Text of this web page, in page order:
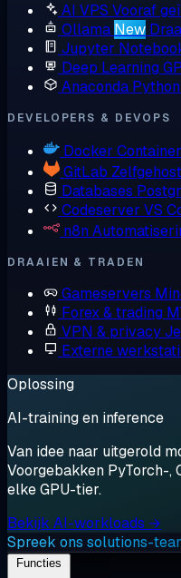
AI VPS Vooraf
Ollama New
Jupyter
Deep Learning
Anaconda
DEVELOPERS & DEVOPS
Docker
GitLab
Databases
Codeserver VS
n8n
DRAAIEN & TRADEN
Gameservers
Forex & trading
VPN & privacy
Externe
Oplossing
AI-training en inference
Van idee naar uitgerold
Voorgebakken PyTorch-,
elke GPU-tier.
Bekijk AI-workloads →
Spreek ons solutions-